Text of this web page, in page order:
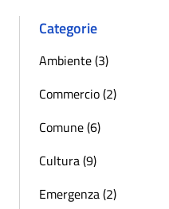
Categorie
Ambiente (3)
Commercio (2)
Comune (6)
Cultura (9)
Emergenza (2)